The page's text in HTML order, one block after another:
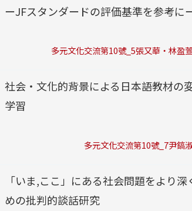
ーJFスタンダードの評価基準を参考に
多元文化交流第10號_5張又華・林盈
社会・文化的背景による日本語教材の
学習
多元文化交流第10號_7尹鎬
「いま,ここ」にある社会問題をより
めの批判的談話研究